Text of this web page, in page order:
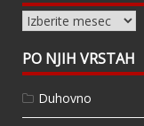
Arhivi
PO NJIH VRSTAH
Duhovno